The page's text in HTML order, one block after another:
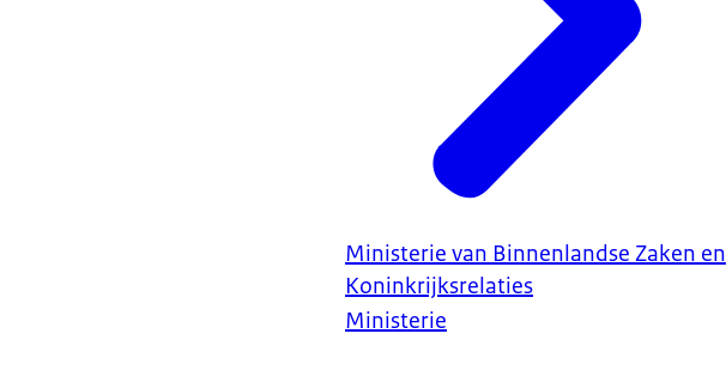
Ministerie van Binnenlandse Zaken en
Koninkrijksrelaties
Ministerie